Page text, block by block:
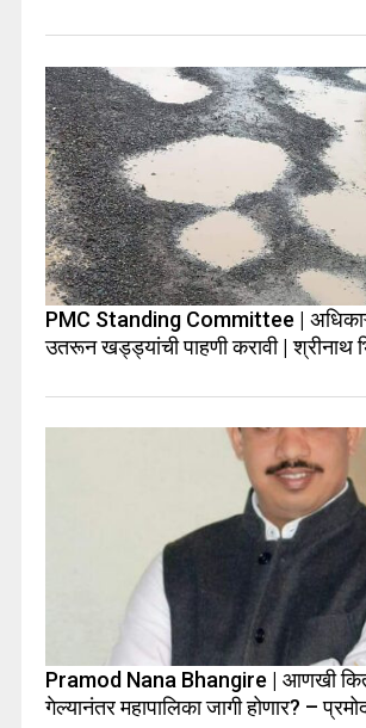
PMC Standing Committee |
उतरून खड्ड्यांची पाहणी करावी | श्रीनाथ
Pramod Nana Bhangire | आणखी
गेल्यानंतर महापालिका जागी होणार? –